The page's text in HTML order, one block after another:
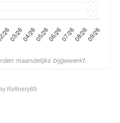
maandelijks bijgewerkt.
Refinery89